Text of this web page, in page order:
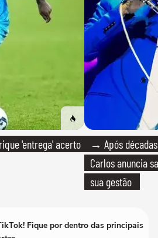
'entrega' acerto
→ Após
Carlos anuncia
sua gestão
Fique por dentro das principais